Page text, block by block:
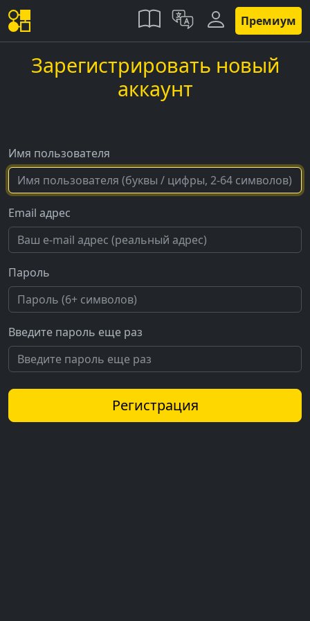
Премиум
Зарегистрировать новый
аккаунт
Имя пользователя
Email адрес
Пароль
Введите пароль еще раз
Регистрация